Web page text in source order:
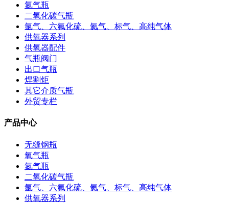
氮气瓶
二氧化碳气瓶
氩气、六氟化硫、氦气、标气、高纯气体
供氧器系列
供氧器配件
气瓶阀门
出口气瓶
焊割炬
其它介质气瓶
外贸专栏
产品中心
无缝钢瓶
氧气瓶
氮气瓶
二氧化碳气瓶
氩气、六氟化硫、氦气、标气、高纯气体
供氧器系列